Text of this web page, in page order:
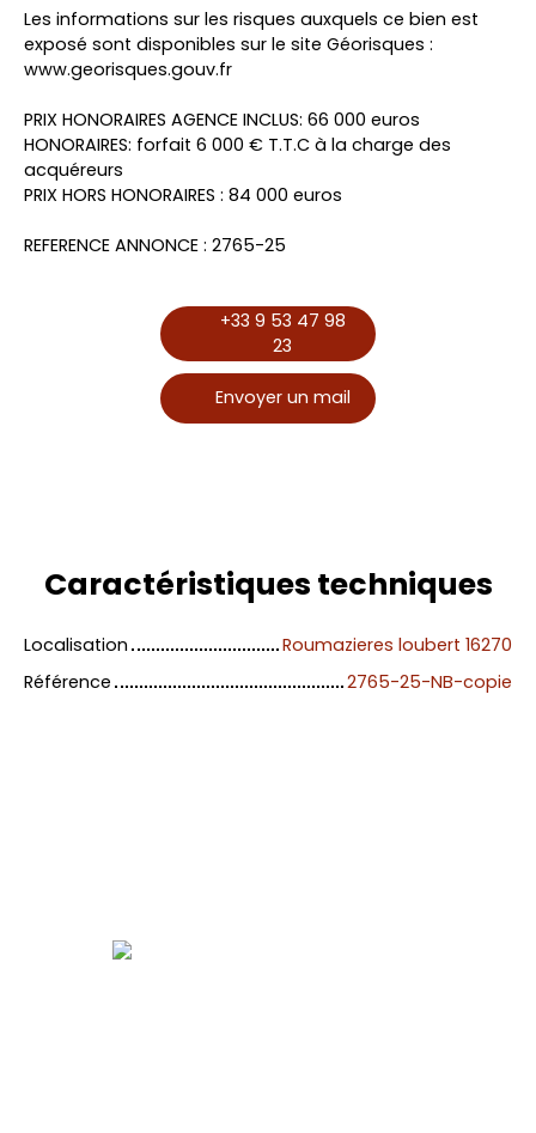
Les informations sur les risques auxquels ce bien est
exposé sont disponibles sur le site Géorisques :
www.georisques.gouv.fr
PRIX HONORAIRES AGENCE INCLUS: 66 000 euros
HONORAIRES: forfait 6 000 € T.T.C à la charge des
acquéreurs
PRIX HORS HONORAIRES : 84 000 euros
REFERENCE ANNONCE : 2765-25
+33 9 53 47 98
23
Envoyer un mail
Caractéristiques techniques
Localisation
Roumazieres loubert 16270
Référence
2765-25-NB-copie